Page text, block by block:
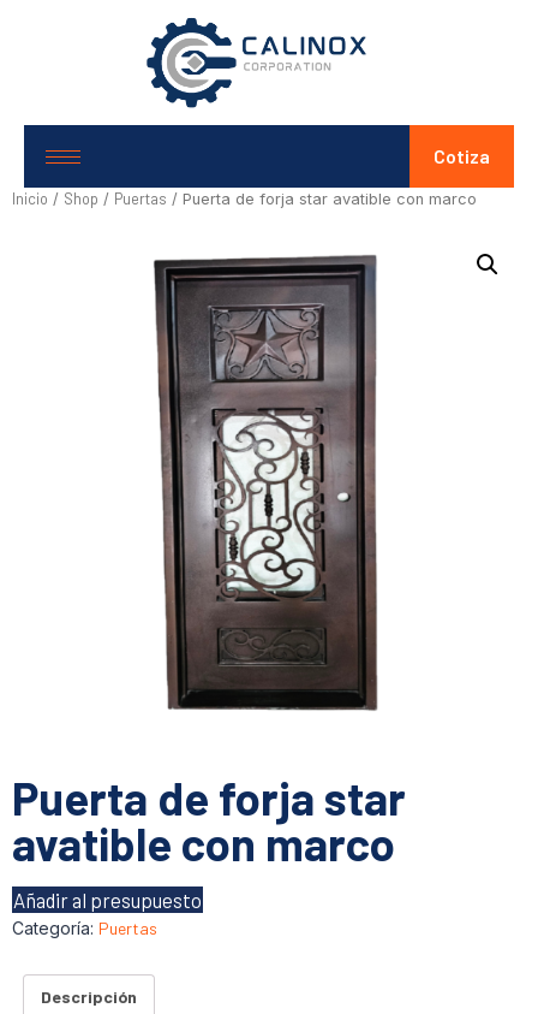
Cotiza
Inicio / Shop / Puertas / Puerta de forja star avatible con marco
Puerta de forja star
avatible con marco
Añadir al presupuesto
Categoría: Puertas
Descripción